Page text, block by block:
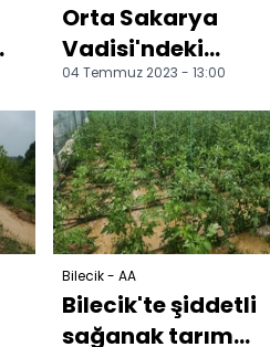
Orta Sakarya
Vadisi'ndeki
seralarda domates
hasadı başladı
04 Temmuz 2023 - 13:00
Bilecik - AA
Bilecik'te şiddetli
sağanak tarım